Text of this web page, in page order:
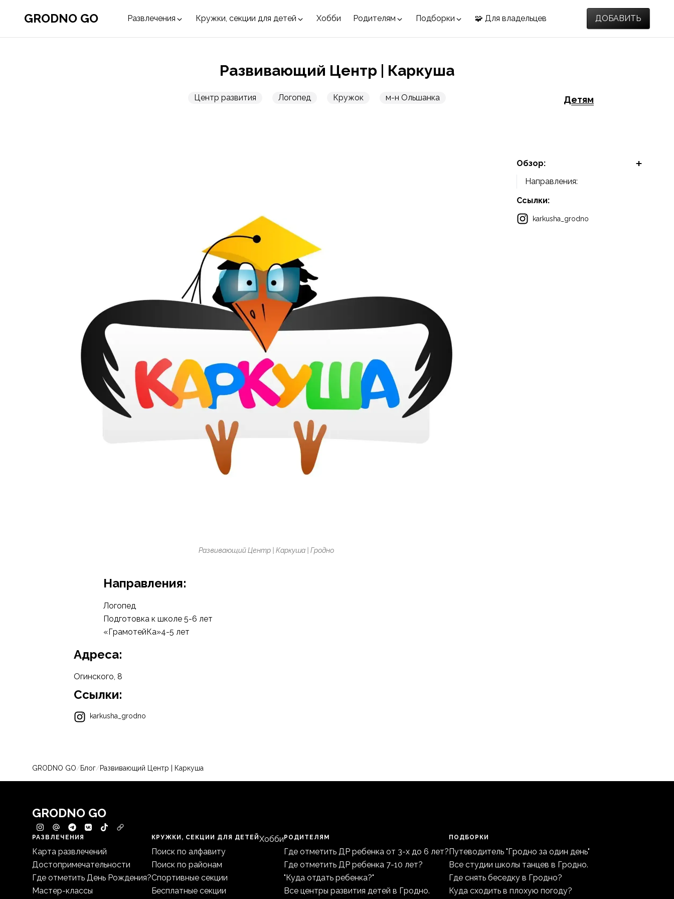
GRODNO GO Развлечения Кружки, секции для детей Хобби Родителям Подборки 🧩 Для владельцев ДОБАВИТЬ
Развивающий Центр | Каркуша
Центр развития Логопед Кружок м-н Ольшанка Детям
Обзор:
Направления:
Ссылки:
karkusha_grodno
Развивающий Центр | Каркуша | Гродно
Направления:
Логопед
Подготовка к школе 5-6 лет
«ГрамотейКа»4-5 лет
Адреса:
Огинского, 8
Ссылки:
karkusha_grodno
GRODNO GO/Блог/Развивающий Центр | Каркуша
GRODNO GO
РАЗВЛЕЧЕНИЯ
Карта развлечений
Достопримечательности
Где отметить День Рождения?
Мастер-классы
КРУЖКИ, СЕКЦИИ ДЛЯ ДЕТЕЙ
Поиск по алфавиту
Поиск по районам
Спортивные секции
Бесплатные секции
Хобби РОДИТЕЛЯМ
Где отметить ДР ребенка от 3-х до 6 лет?
Где отметить ДР ребенка 7-10 лет?
"Куда отдать ребенка?"
Все центры развития детей в Гродно.
ПОДБОРКИ
Путеводитель "Гродно за один день"
Все студии школы танцев в Гродно.
Где снять беседку в Гродно?
Куда сходить в плохую погоду?